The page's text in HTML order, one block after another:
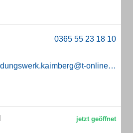
bildungswerk.kaimberg@t-online.de